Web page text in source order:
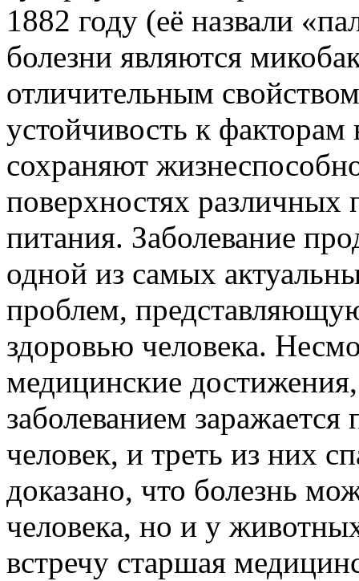
1882 году (её назвали
болезни являются
отличительным
устойчивость к
сохраняют
поверхностях различных
питания. Заболевание
одной из самых
проблем,
здоровью человека.
медицинские
заболеванием
человек, и треть из них
доказано, что болезнь
человека, но и у
встречу старшая